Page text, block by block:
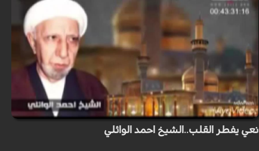
نعي يفطر القلب..الشيخ احمد الوائلي